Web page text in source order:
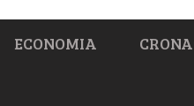
ECONOMIA